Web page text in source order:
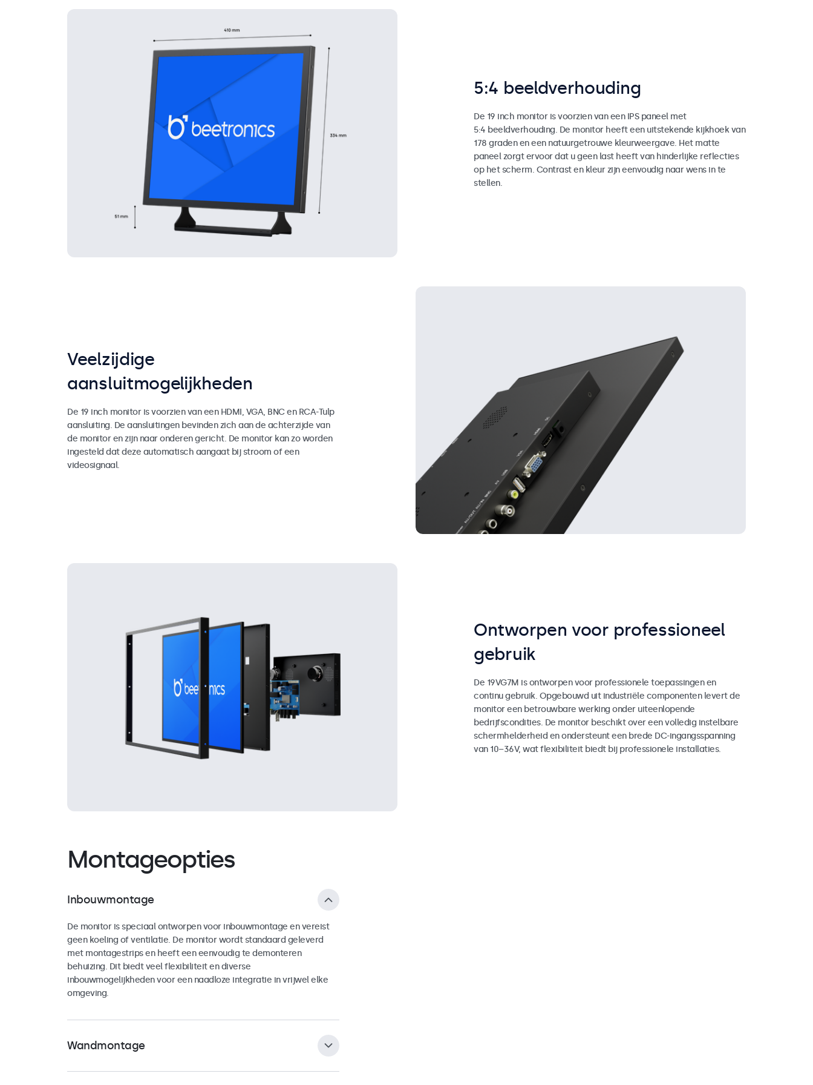
5:4 beeldverhouding
De 19 inch monitor is voorzien van een IPS paneel met
5:4 beeldverhouding. De monitor heeft een uitstekende kijkhoek van
178 graden en een natuurgetrouwe kleurweergave. Het matte
paneel zorgt ervoor dat u geen last heeft van hinderlijke reflecties
op het scherm. Contrast en kleur zijn eenvoudig naar wens in te
stellen.
Veelzijdige
aansluitmogelijkheden
De 19 inch monitor is voorzien van een HDMI, VGA, BNC en RCA-Tulp
aansluiting. De aansluitingen bevinden zich aan de achterzijde van
de monitor en zijn naar onderen gericht. De monitor kan zo worden
ingesteld dat deze automatisch aangaat bij stroom of een
videosignaal.
Ontworpen voor professioneel
gebruik
De 19VG7M is ontworpen voor professionele toepassingen en
continu gebruik. Opgebouwd uit industriële componenten levert de
monitor een betrouwbare werking onder uiteenlopende
bedrijfscondities. De monitor beschikt over een volledig instelbare
schermhelderheid en ondersteunt een brede DC-ingangsspanning
van 10–36V, wat flexibiliteit biedt bij professionele installaties.
Montageopties
Inbouwmontage
De monitor is speciaal ontworpen voor inbouwmontage en vereist
geen koeling of ventilatie. De monitor wordt standaard geleverd
met montagestrips en heeft een eenvoudig te demonteren
behuizing. Dit biedt veel flexibiliteit en diverse
inbouwmogelijkheden voor een naadloze integratie in vrijwel elke
omgeving.
Wandmontage
De monitor is voorzien van een universele 100mm VESA-mount aan